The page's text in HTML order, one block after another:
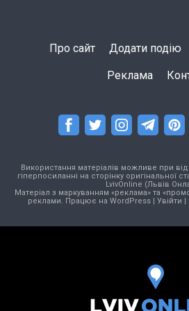
Про сайт Додати подію
Реклама
Використання матеріалів можливе при
гіперпосиланні на сторінку оригінальної
LvivOnline (Львів
Матеріал з маркуванням «реклама» та
реклами. Працює на WordPress| Увійти |